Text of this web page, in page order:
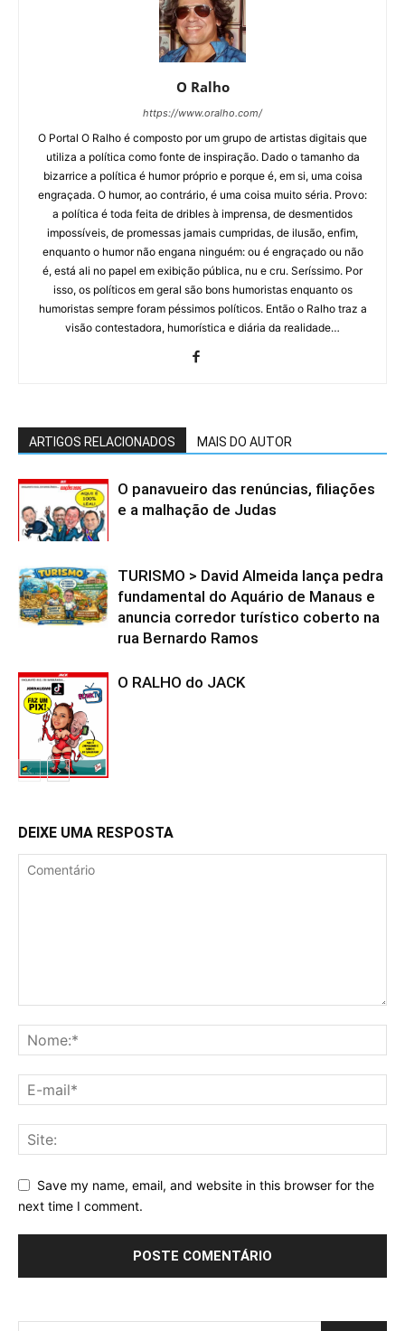
O Ralho
https://www.oralho.com/
O Portal O Ralho é composto por um grupo de artistas digitais que
utiliza a política como fonte de inspiração. Dado o tamanho da
bizarrice a política é humor próprio e porque é, em si, uma coisa
engraçada. O humor, ao contrário, é uma coisa muito séria. Provo:
a política é toda feita de dribles à imprensa, de desmentidos
impossíveis, de promessas jamais cumpridas, de ilusão, enfim,
enquanto o humor não engana ninguém: ou é engraçado ou não
é, está ali no papel em exibição pública, nu e cru. Seríssimo. Por
isso, os políticos em geral são bons humoristas enquanto os
humoristas sempre foram péssimos políticos. Então o Ralho traz a
visão contestadora, humorística e diária da realidade…
ARTIGOS RELACIONADOS MAIS DO AUTOR
O panavueiro das renúncias, filiações
e a malhação de Judas
TURISMO > David Almeida lança pedra
fundamental do Aquário de Manaus e
anuncia corredor turístico coberto na
rua Bernardo Ramos
O RALHO do JACK
DEIXE UMA RESPOSTA
Save my name, email, and website in this browser for the
next time I comment.